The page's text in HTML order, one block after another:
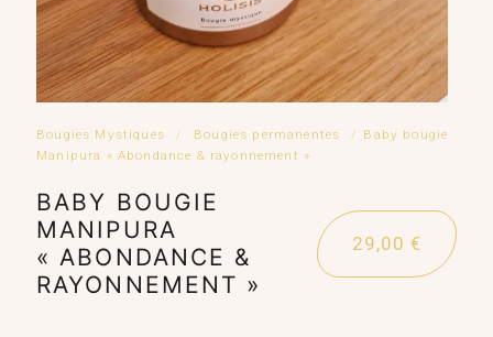
Bougies Mystiques / Bougies permanentes / Baby bougie
Manipura « Abondance & rayonnement »
BABY BOUGIE
MANIPURA
« ABONDANCE &
RAYONNEMENT »
29,00 €